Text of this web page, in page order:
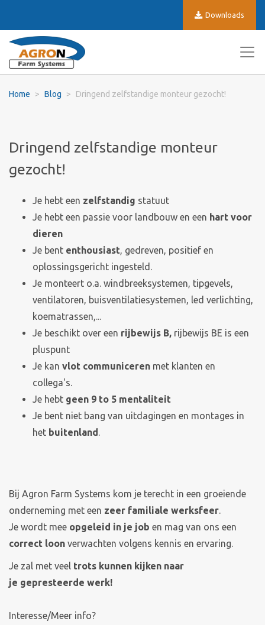
Downloads
Home Blog Dringend zelfstandige monteur gezocht!
Dringend zelfstandige monteur
gezocht!
Je hebt een zelfstandig statuut
Je hebt een passie voor landbouw en een hart voor
dieren
Je bent enthousiast, gedreven, positief en
oplossingsgericht ingesteld.
Je monteert o.a. windbreeksystemen, tipgevels,
ventilatoren, buisventilatiesystemen, led verlichting,
koematrassen,...
Je beschikt over een rijbewijs B, rijbewijs BE is een
pluspunt
Je kan vlot communiceren met klanten en
collega's.
Je hebt geen 9 to 5 mentaliteit
Je bent niet bang van uitdagingen en montages in
het buitenland.
Bij Agron Farm Systems kom je terecht in een groeiende
onderneming met een zeer familiale werksfeer.
Je wordt mee opgeleid in je job en mag van ons een
correct loon verwachten volgens kennis en ervaring.
Je zal met veel trots kunnen kijken naar
je gepresteerde werk!
Interesse/Meer info?